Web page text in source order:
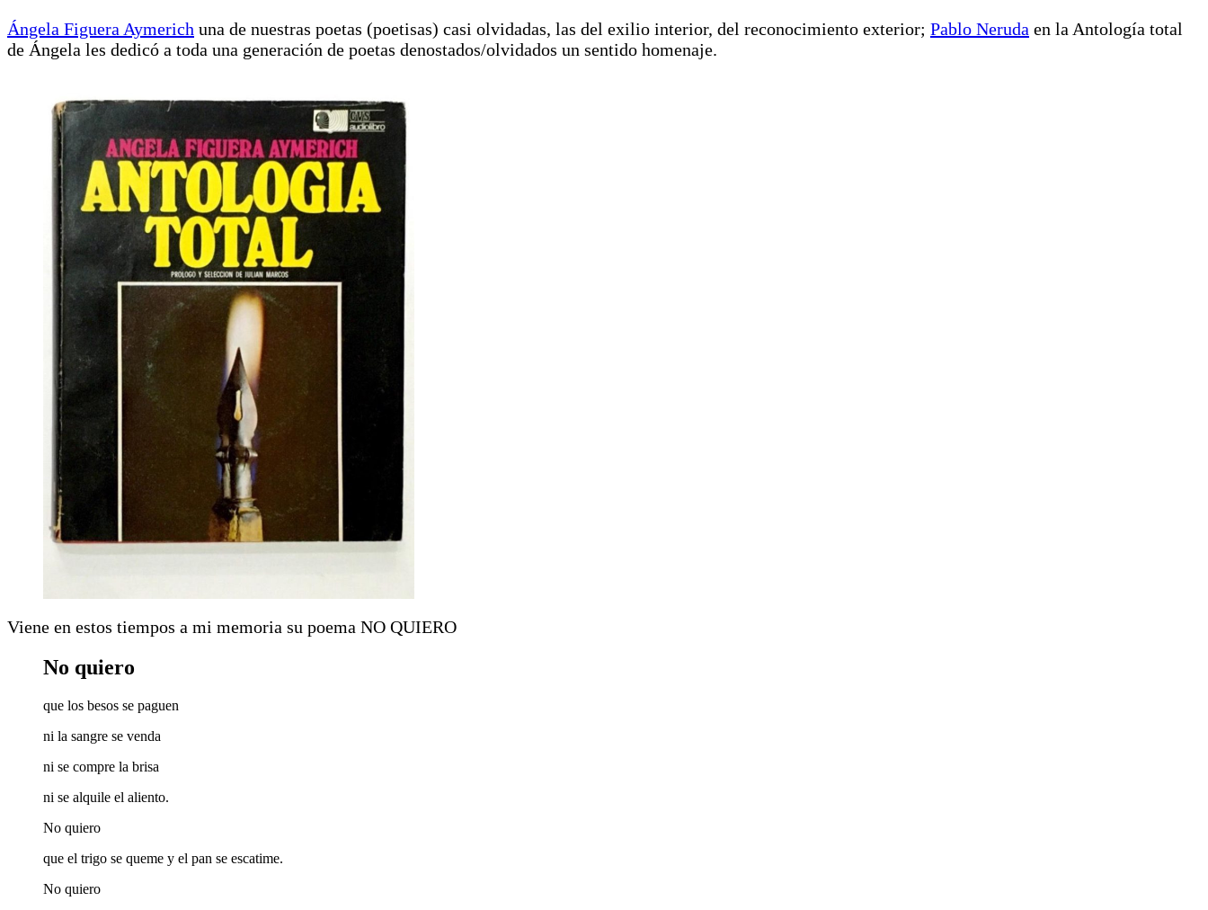
Ángela Figuera Aymerich una de nuestras poetas (poetisas) casi olvidadas, las del exilio interior, del reconocimiento exterior; Pablo Neruda en la Antología total
de Ángela les dedicó a toda una generación de poetas denostados/olvidados un sentido homenaje.
Viene en estos tiempos a mi memoria su poema NO QUIERO
No quiero
que los besos se paguen
ni la sangre se venda
ni se compre la brisa
ni se alquile el aliento.
No quiero
que el trigo se queme y el pan se escatime.
No quiero